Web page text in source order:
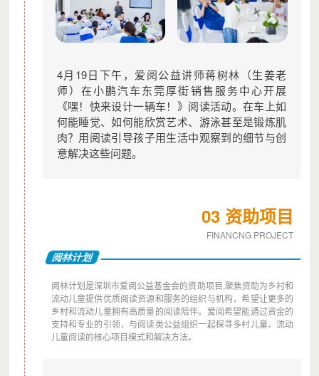
4月19日下午，爱阅公益讲师蒋树林（生姜老
师）在小鹏汽车东莞厚街销售服务中心开展
《嘿！快来设计一辆车！》阅读活动。在车上如
何能睡觉、如何能欣赏艺术、游泳甚至是锻炼肌
肉？用阅读引导孩子用生活中观察到的细节与创
意解决这些问题。
03 资助项目
FINANCNG PROJECT
阅林计划
阅林计划是深圳市爱阅公益基金会的资助项目,聚焦资助为乡村和
流动儿童提供优质阅读资源和服务的组织与机构，希望让更多的
乡村和流动儿童拥有高质量的阅读陪伴。爱阅希望能通过资金的
支持和专业的引领，与阅读类公益组织一起探寻多村儿童、流动
儿童阅读的核心项目模式和解决方法。